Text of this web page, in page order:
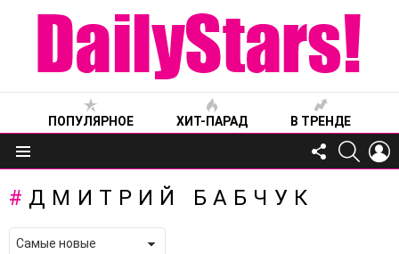
ПОПУЛЯРНОЕ ХИТ-ПАРАД В ТРЕНДЕ
Меню
FOLLOW
US
ДМИТРИЙ БАБЧУК